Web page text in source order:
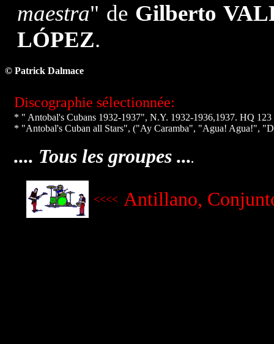
maestra" de Gilberto
LÓPEZ.
© Patrick Dalmace
Discographie sélectionnée:
* " Antobal's Cubans 1932-1937", N.Y. 1932-1936,1937. HQ 123
* "Antobal's Cuban all Stars", ("Ay Caramba", "Agua! Agua!",
.... Tous les groupes ....
<<<< Antillano,